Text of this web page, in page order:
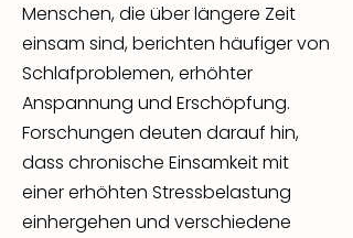
Menschen, die über längere Zeit
einsam sind, berichten häufiger von
Schlafproblemen, erhöhter
Anspannung und Erschöpfung.
Forschungen deuten darauf hin,
dass chronische Einsamkeit mit
einer erhöhten Stressbelastung
einhergehen und verschiedene